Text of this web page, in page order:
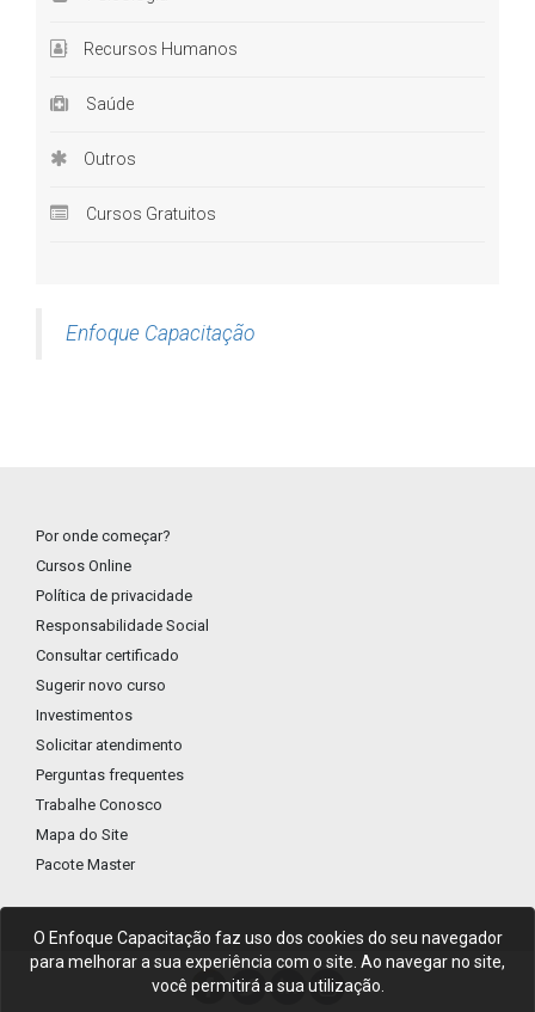
Recursos Humanos
Saúde
Outros
Cursos Gratuitos
Enfoque Capacitação
Por onde começar?
Cursos Online
Política de privacidade
Responsabilidade Social
Consultar certificado
Sugerir novo curso
Investimentos
Solicitar atendimento
Perguntas frequentes
Trabalhe Conosco
Mapa do Site
Pacote Master
O Enfoque Capacitação faz uso dos cookies do seu navegador
para melhorar a sua experiência com o site. Ao navegar no site,
você permitirá a sua utilização.